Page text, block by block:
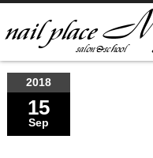
2018
15
Sep